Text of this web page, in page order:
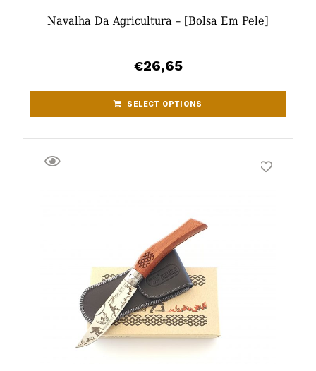
Navalha Da Agricultura – [bolsa Em Pele]
€26,65
SELECT OPTIONS